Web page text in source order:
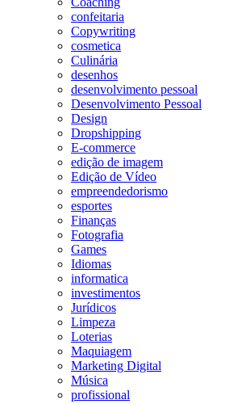
confeitaria
Copywriting
cosmetica
Culinária
desenhos
desenvolvimento pessoal
Desenvolvimento Pessoal
Design
Dropshipping
E-commerce
edição de imagem
Edição de Vídeo
empreendedorismo
esportes
Finanças
Fotografia
Games
Idiomas
informatica
investimentos
Jurídicos
Limpeza
Loterias
Maquiagem
Marketing Digital
Música
profissional